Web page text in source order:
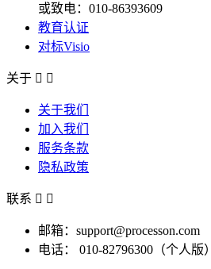
或致电：010-86393609
教育认证
对标Visio
关于  
关于我们
加入我们
服务条款
隐私政策
联系  
邮箱：support@processon.com
电话：
010-82796300（个人版）